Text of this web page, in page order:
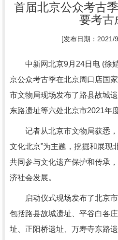
首届北京公众考古
要考古
[发布日期：2021/
中新网北京9月24日电 (徐
京公众考古季在北京周口店国
市文物局现场发布了路县故城
东路遗址等六处北京市2021年
记者从北京市文物局获悉，
文化北京”为主题，挖掘和展现
共同参与文化遗产保护和传承
济社会发展。
启动仪式现场发布了北京市
包括路县故城遗址、平谷白各
址、正阳桥遗址、万寿寺东路